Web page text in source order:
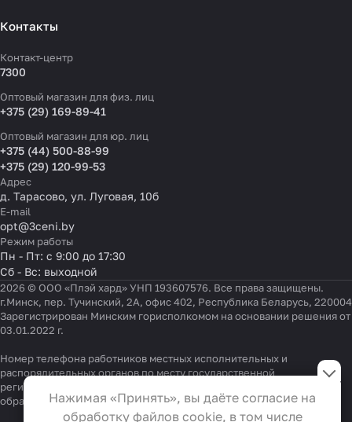
Контакты
Контакт-центр
7300
Оптовый магазин для физ. лиц
+375 (29) 169-89-41
Оптовый магазин для юр. лиц
+375 (44) 500-88-99
+375 (29) 120-99-53
Адрес
д. Тарасово, ул. Луговая, 10б
E-mail
opt@3ceni.by
Режим работы
Пн - Пт: с 9:00 до 17:30
Сб - Вс: выходной
2026 © ООО «Плэй хард» УНП 193607576. Все права защищены.
г.Минск, пер. Тучинский, 2А, офис 402, Республика Беларусь, 220004
Зарегистрирован Минским горисполкомом на основании решения от
03.01.2022 г.
Номер телефона работников местных исполнительных и
распорядительных органов по месту государственной
регистрации ООО «Плэй хард», уполномоченных рассматривать
обращения покупателей:+375 17 323-41-58,+375 17 370-30-64
Настройки файлов cookie
Функциональные
Эти файлы необходимы для
Нажимая «Принять», вы даёте согласие на
обработку файлов cookie, в том числе